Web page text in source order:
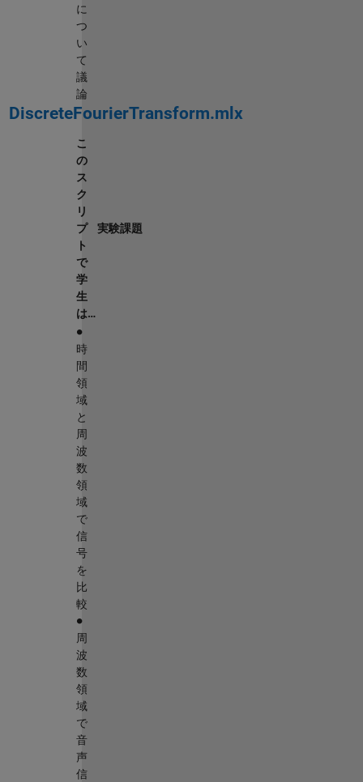
に
つ
い
て
議
論
DiscreteFourierTransform.mlx
こ
の
ス
ク
リ
プ
ト
で
学
生
は…
実験課題
時
間
領
域
と
周
波
数
領
域
で
信
号
を
比
較
∙
周
波
数
領
域
で
音
声
信